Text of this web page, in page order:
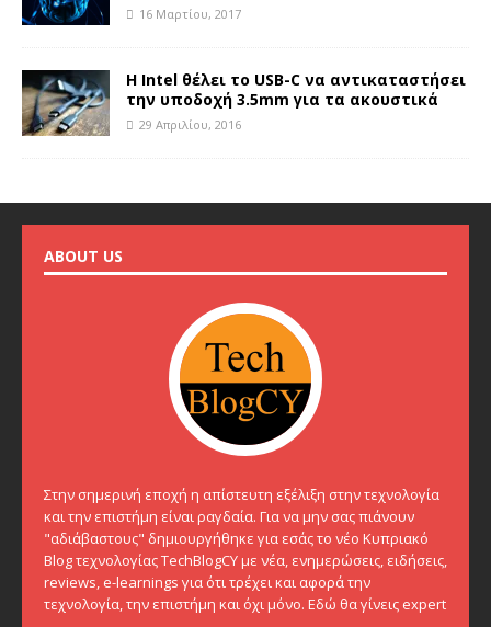
16 Μαρτίου, 2017
Η Intel θέλει το USB-C να αντικαταστήσει
την υποδοχή 3.5mm για τα ακουστικά
29 Απριλίου, 2016
ABOUT US
Στην σημερινή εποχή η απίστευτη εξέλιξη στην τεχνολογία
και την επιστήμη είναι ραγδαία. Για να μην σας πιάνουν
"αδιάβαστους" δημιουργήθηκε για εσάς το νέο Κυπριακό
Blog τεχνολογίας TechBlogCY με νέα, ενημερώσεις, ειδήσεις,
reviews, e-learnings για ότι τρέχει και αφορά την
τεχνολογία, την επιστήμη και όχι μόνο. Εδώ θα γίνεις expert